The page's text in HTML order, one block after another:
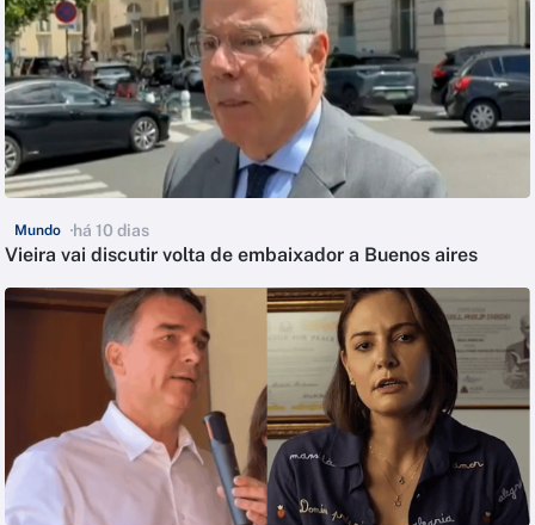
Mundo há 10 dias
Vieira vai discutir volta de embaixador a Buenos aires